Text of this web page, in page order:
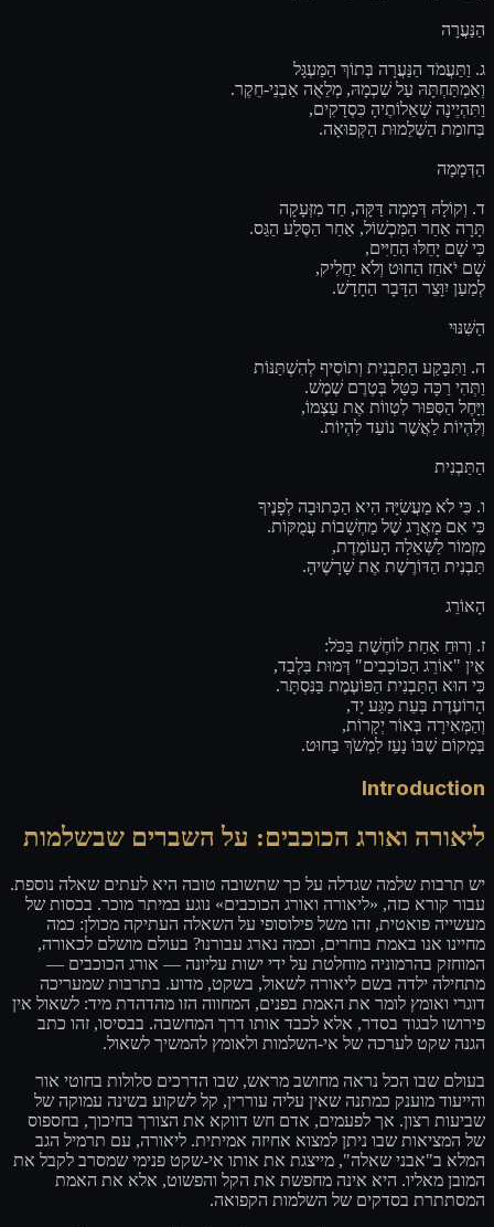
הַנַּעֲרָה
ג. וַתַּעֲמֹד הַנַּעֲרָה בְּתוֹךְ הַמַּעְגָּל
וְאַמְתַּחְתָּהּ עַל שִׁכְמָהּ, מְלֵאֻה אַבְנֵי-חֵקֶר.
וַתִּהְיֶינָה שְׁאֵלוֹתֶיהָ כִּסְדָקִים,
בְּחומַת הַשְּׁלֵמוּת הַקְּפוּאָה.
הַדְּמָמָה
ד. וְקוֹלָהּ דְּמָמָה דַּקָּה, חַד מִזְּעָקָה
תָּרָה אַחַר הַמִּכְשׁוֹל, אַחַר הַסֶּלַע הַגַּס.
כִּי שָׁם יָחֵלּוּ הַחַיִּים,
שָׁם יֹאחַז הַחוּט וְלֹא יַחֲלִיק,
לְמַעַן יִוָּצֵר הַדָּבָר הַחָדָשׁ.
הַשִּׁנּוּי
ה. וַתִּבָּקַע הַתַּבְנִית וְתוֹסִיף לְהִשְׁתַּנּוֹת
וַתְּהִי רַכָּה כַּטַּל בְּטֶרֶם שֶׁמֶשׁ.
וַיָּחֶל הַסִּפּוּר לִטְווֹת אֶת עַצְמוֹ,
וְלִהְיוֹת לַאֲשֶׁר נוֹעַד לִהְיוֹת.
הַתַּבְנִית
ו. כִּי לֹא מַעֲשִׂיָּה הִיא הַכְּתוּבָה לְפָנֶיךָ
כִּי אִם מַאֲרָג שֶׁל מַחְשָׁבוֹת עֲמֻקּוֹת.
מִזְמוֹר לַשְּׁאֵלָה הָעוֹמֶדֶת,
תַּבְנִית הַדּוֹרֶשֶׁת אֶת שָׁרָשֶׁיהָ.
הָאוֹרֵג
ז. וְרוּחַ אַחַת לוֹחֶשֶׁת בַּכֹּל:
אֵין "אוֹרֵג הַכּוֹכָבִים" דְּמוּת בִּלְבַד,
כִּי הוּא הַתַּבְנִית הַפּוֹעֶמֶת בַּנִּסְתָּר.
הָרוֹעֶדֶת בְּעֵת מַגַּע יָד,
וְהַמְּאִירָה בְּאוֹר יְקָרוֹת,
בְּמָקוֹם שֶׁבּוֹ נָעֵז לִמְשֹׁךְ בַּחוּט.
Introduction
ליאורה ואורג הכוכבים: על השברים שבשלמות
יש תרבות שלמה שגדלה על כך שתשובה טובה היא לעתים שאלה נוספת.
עבור קורא כזה, «ליאורה ואורג הכוכבים» נוגע במיתר מוכר. בכסות של
מעשייה פואטית, זהו משל פילוסופי על השאלה העתיקה מכולן: כמה
מחיינו אנו באמת בוחרים, וכמה נארג עבורנו? בעולם מושלם לכאורה,
המוחזק בהרמוניה מוחלטת על ידי ישות עליונה — אורג הכוכבים —
מתחילה ילדה בשם ליאורה לשאול, בשקט, מדוע. בתרבות שמעריכה
דוגרי ואומץ לומר את האמת בפנים, המחווה הזו מהדהדת מיד: לשאול אין
פירושו לבגוד בסדר, אלא לכבד אותו דרך המחשבה. בבסיסו, זהו כתב
הגנה שקט לערכה של אי-השלמות ולאומץ להמשיך לשאול.
בעולם שבו הכל נראה מחושב מראש, שבו הדרכים סלולות בחוטי אור
והייעוד מוענק כמתנה שאין עליה עוררין, קל לשקוע בשינה עמוקה של
שביעות רצון. אך לפעמים, אדם חש דווקא את הצורך בחיכוך, בחספוס
של המציאות שבו ניתן למצוא אחיזה אמיתית. ליאורה, עם תרמיל הגב
המלא ב"אבני שאלה", מייצגת את אותו אי-שקט פנימי שמסרב לקבל את
המובן מאליו. היא אינה מחפשת את הקל והפשוט, אלא את האמת
המסתתרת בסדקים של השלמות הקפואה.